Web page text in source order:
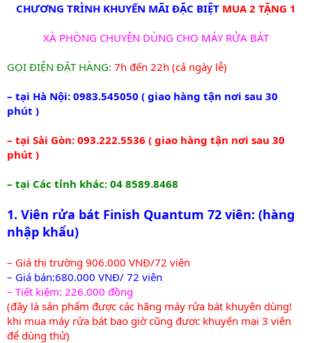
CHƯƠNG TRÌNH KHUYẾN MÃI ĐẶC BIỆT MUA 2 TẶNG 1
XÀ PHÒNG CHUYÊN DÙNG CHO MÁY RỬA BÁT
GỌI ĐIỆN ĐẶT HÀNG: 7h đến 22h (cả ngày lễ)
– tại Hà Nội: 0983.545050 ( giao hàng tận nơi sau 30
phút )
– tại Sài Gòn: 093.222.5536 ( giao hàng tận nơi sau 30
phút )
– tại Các tỉnh khác: 04 8589.8468
1. Viên rửa bát Finish Quantum 72 viên: (hàng
nhập khẩu)
– Giá thị trường 906.000 VNĐ/72 viên
– Giá bán:680.000 VNĐ/ 72 viên
– Tiết kiệm: 226.000 đồng
(đây là sản phẩm được các hãng máy rửa bát khuyên dùng!
khi mua máy rửa bát bao giờ cũng được khuyến mại 3 viên
để dùng thử)